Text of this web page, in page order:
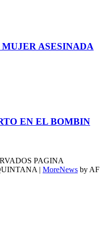
ASESINADA
EN EL BOMBIN
PAGINA
| MoreNews by AF